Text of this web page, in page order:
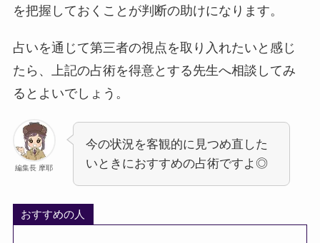
を把握しておくことが判断の助けになります。
占いを通じて第三者の視点を取り入れたいと感じ
たら、上記の占術を得意とする先生へ相談してみ
るとよいでしょう。
編集長 摩耶
今の状況を客観的に見つめ直した
いときにおすすめの占術ですよ◎
おすすめの人